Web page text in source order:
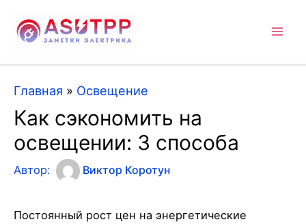
Главная » Освещение
Как сэкономить на
освещении: 3 способа
Автор: Виктор Коротун
Постоянный рост цен на энергетические